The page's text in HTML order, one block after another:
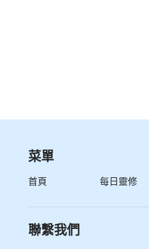
菜單
首頁 每日靈修
聯繫我們